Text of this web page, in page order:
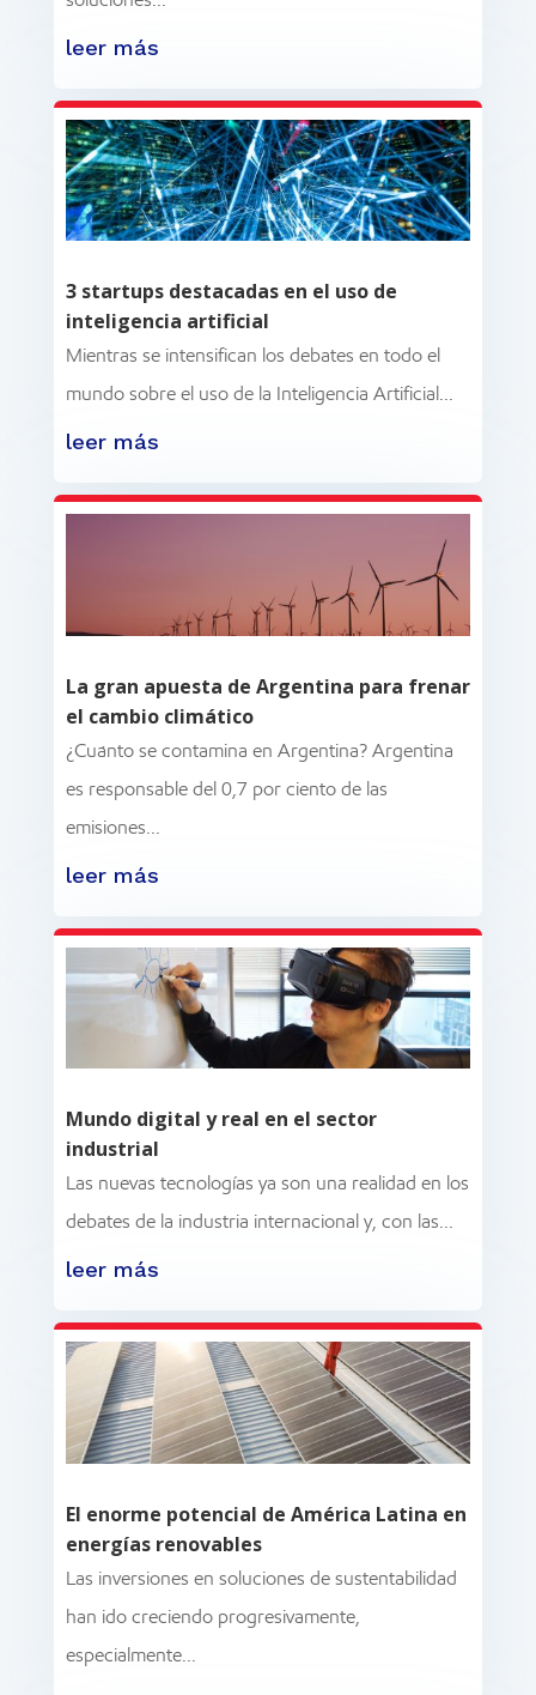
leer más
3 startups destacadas en el uso de
inteligencia artificial
Mientras se intensifican los debates en todo el
mundo sobre el uso de la Inteligencia Artificial...
leer más
La gran apuesta de Argentina para frenar
el cambio climático
¿Cuánto se contamina en Argentina? Argentina
es responsable del 0,7 por ciento de las
emisiones...
leer más
Mundo digital y real en el sector
industrial
Las nuevas tecnologías ya son una realidad en los
debates de la industria internacional y, con las...
leer más
El enorme potencial de América Latina en
energías renovables
Las inversiones en soluciones de sustentabilidad
han ido creciendo progresivamente,
especialmente...